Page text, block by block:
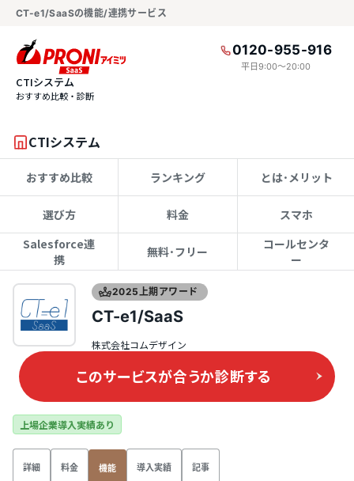
CT-e1/SaaSの機能/連携サービス
0120-955-916
平日9:00〜20:00
CTIシステム
おすすめ比較・診断
CTIシステム
おすすめ比較 ランキング とは･メリット
選び方 料金
スマホ
Salesforce連
携
無料･フリー
コールセンタ
ー
2025上期アワード
CT-e1/SaaS
株式会社コムデザイン
このサービスが合うか診断する
上場企業導入実績あり
詳細 料金 機能 導入実績 記事